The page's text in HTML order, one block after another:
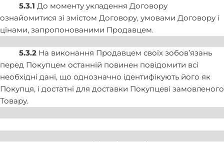
5.3.1 До моменту укладення Договору
ознайомитися зі змістом Договору, умовами Договору і
цінами, запропонованими Продавцем.
5.3.2На виконання Продавцем своїх зобов’язань
перед Покупцем останній повинен повідомити всі
необхідні дані, що однозначно ідентифікують його як
Покупця, і достатні для доставки Покупцеві замовленого
Товару.